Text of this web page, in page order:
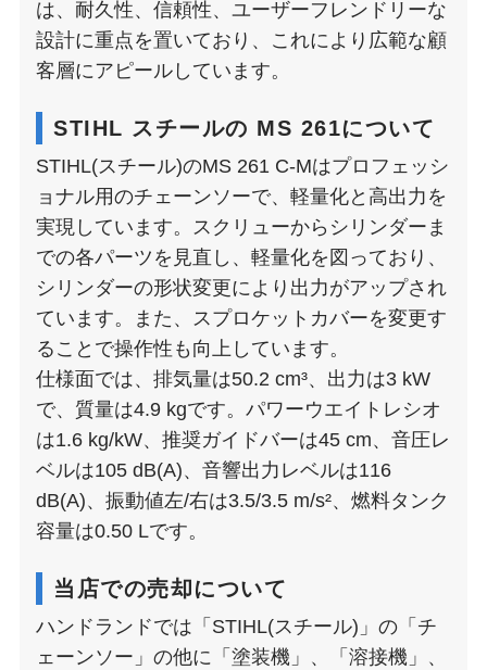
は、耐久性、信頼性、ユーザーフレンドリーな
設計に重点を置いており、これにより広範な顧
客層にアピールしています。
STIHL スチールの MS 261について
STIHL(スチール)のMS 261 C-Mはプロフェッシ
ョナル用のチェーンソーで、軽量化と高出力を
実現しています。スクリューからシリンダーま
での各パーツを見直し、軽量化を図っており、
シリンダーの形状変更により出力がアップされ
ています。また、スプロケットカバーを変更す
ることで操作性も向上しています。
仕様面では、排気量は50.2 cm³、出力は3 kW
で、質量は4.9 kgです。パワーウエイトレシオ
は1.6 kg/kW、推奨ガイドバーは45 cm、音圧レ
ベルは105 dB(A)、音響出力レベルは116
dB(A)、振動値左/右は3.5/3.5 m/s²、燃料タンク
容量は0.50 Lです。
当店での売却について
ハンドランドでは「STIHL(スチール)」の「チ
ェーンソー」の他に「塗装機」、「溶接機」、